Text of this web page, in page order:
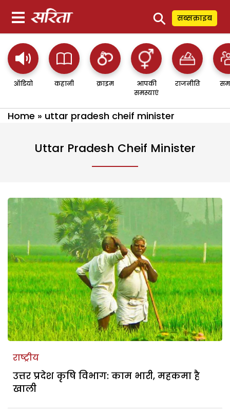
⚲ सब्सक्राइब
ऑडियो कहानी क्राइम
आपकी
समस्याएं
राजनीति
Home » uttar pradesh cheif minister
Uttar Pradesh Cheif Minister
राष्ट्रीय
उत्तर प्रदेश कृषि विभाग: काम भारी, महकमा है
खाली